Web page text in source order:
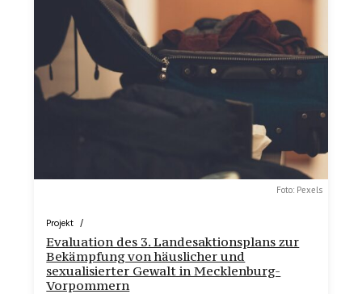
Foto: Pexels
Projekt
Evaluation des 3. Landesaktionsplans zur
Bekämpfung von häuslicher und
sexualisierter Gewalt in Mecklenburg-
Vorpommern